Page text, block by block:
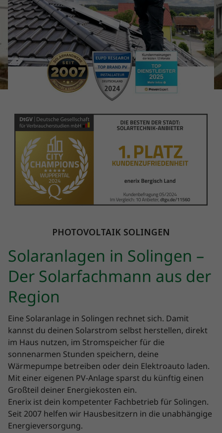
PHOTOVOLTAIK SOLINGEN
Solaranlagen in Solingen –
Der Solarfachmann aus der
Region
Eine Solaranlage in Solingen rechnet sich. Damit
kannst du deinen Solarstrom selbst herstellen, direkt
im Haus nutzen, im Stromspeicher für die
sonnenarmen Stunden speichern, deine
Wärmepumpe betreiben oder dein Elektroauto laden.
Mit einer eigenen PV-Anlage sparst du künftig einen
Großteil deiner Energiekosten ein.
Enerix ist dein kompetenter Fachbetrieb für Solingen.
Seit 2007 helfen wir Hausbesitzern in die unabhängige
Energieversorgung.